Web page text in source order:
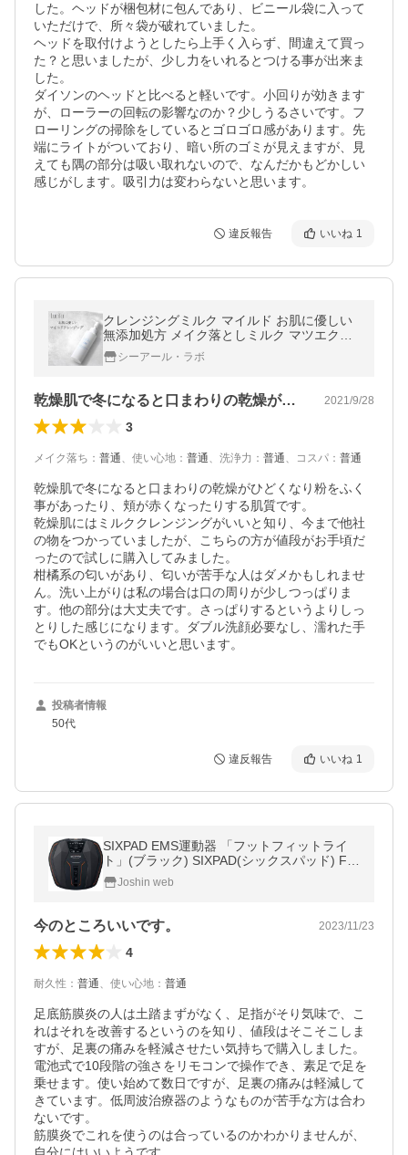
した。ヘッドが梱包材に包んであり、ビニール袋に入って
いただけで、所々袋が破れていました。
ヘッドを取付けようとしたら上手く入らず、間違えて買っ
た？と思いましたが、少し力をいれるとつける事が出来ま
した。
ダイソンのヘッドと比べると軽いです。小回りが効きます
が、ローラーの回転の影響なのか？少しうるさいです。フ
ローリングの掃除をしているとゴロゴロ感があります。先
端にライトがついており、暗い所のゴミが見えますが、見
えても隅の部分は吸い取れないので、なんだかもどかしい
感じがします。吸引力は変わらないと思います。
違反報告 いいね 1
クレンジングミルク マイルド お肌に優しい
無添加処方 メイク落としミルク マツエク可
ルシフェル 日本製 180ml
シーアール・ラボ
乾燥肌で冬になると口まわりの乾燥がひど… 2021/9/28
3
メイク落ち ： 普通、 使い心地 ： 普通、 洗浄力 ： 普通、 コスパ ： 普通
乾燥肌で冬になると口まわりの乾燥がひどくなり粉をふく
事があったり、頬が赤くなったりする肌質です。
乾燥肌にはミルククレンジングがいいと知り、今まで他社
の物をつかっていましたが、こちらの方が値段がお手頃だ
ったので試しに購入してみました。
柑橘系の匂いがあり、匂いが苦手な人はダメかもしれませ
ん。洗い上がりは私の場合は口の周りが少しつっぱりま
す。他の部分は大丈夫です。さっぱりするというよりしっ
とりした感じになります。ダブル洗顔必要なし、濡れた手
でもOKというのがいいと思います。
投稿者情報
50代
違反報告 いいね 1
SIXPAD EMS運動器 「フットフィットライ
ト」(ブラック) SIXPAD(シックスパッド) Fo
otFitLite SE-AH00A 返品種別B
Joshin web
今のところいいです。 2023/11/23
4
耐久性 ： 普通、 使い心地 ： 普通
足底筋膜炎の人は土踏まずがなく、足指がそり気味で、こ
れはそれを改善するというのを知り、値段はそこそこしま
すが、足裏の痛みを軽減させたい気持ちで購入しました。
電池式で10段階の強さをリモコンで操作でき、素足で足を
乗せます。使い始めて数日ですが、足裏の痛みは軽減して
きています。低周波治療器のようなものが苦手な方は合わ
ないです。
筋膜炎でこれを使うのは合っているのかわかりませんが、